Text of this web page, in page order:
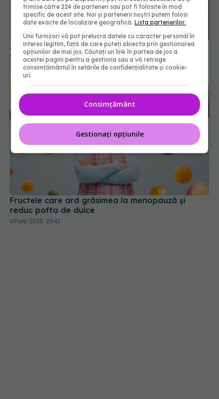
Alimentele pe bază de insecte, studiate. Cât de
sănătoase sunt, de fapt
25 apr 2025, 14:50
Fructele care ard grăsimea la menopauză și
reduc pofta de dulce
09 sep 2025, 23:41
trimise către 224 de parteneri sau pot fi folosite în mod
specific de acest site. Noi și partenerii noștri putem folosi
date exacte de localizare geografică.Lista partenerilor.
Unii furnizori vă pot prelucra datele cu caracter personal în
interes legitim, față de care puteți obiecta prin gestionarea
opțiunilor de mai jos. Căutați un link în partea de jos a
acestei pagini pentru a gestiona sau a vă retrage
consimțământul în setările de confidențialitate și cookie-
uri.
Consimțământ
Gestionați opțiunile